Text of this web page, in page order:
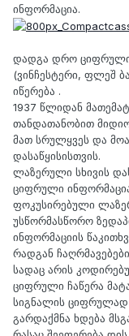
ინფორმაცია.
დადგა დრო ციფრული
(ვინჩესტერი, ფლეშ
იწერება .
1937 წლიდან
თანდათანობით
მათ სრულყვეს და
დასაწყისისთვის.
ლაზერული სხივის
ციფრული
ფოკუსირებული
უსწორმასწორო
ინფორმაციის
რადგან
სადაც არის
ციფრული ჩაწერა
სიგნალის ციფრულად
გარდაქმნა ხდება